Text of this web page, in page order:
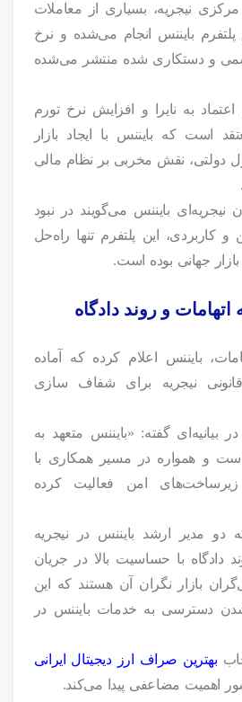
نیجریه، بسیاری از معاملات
پلتفرم بایننس انجام می‌شده و نرخ
و دستکاری‌ شده منتشر می‌شده
به نایرا و افزایش نرخ تورم
است که بایننس با ایجاد بازار
دولتی، نقش مخربی بر نظام مالی
نیجریه‌ای بایننس می‌گویند در نبود
کاربردی، این پلتفرم تنها راه‌حل
جهانی بوده است.
و روند دادگاه
بایننس اعلام کرده که آماده
نیجریه برای شفاف‌ سازی
گفته: «بایننس متعهد به
و همواره در مسیر همکاری با
زیرساخت‌های امن فعالیت کرده
مدیر ارشد بایننس در نیجریه
دادگاه با حساسیت بالا در جریان
بازار نگران آن هستند که این
دسترسی به خدمات بایننس در
بهترین صراف ارز دیجیتال ایرانی
اهمیت مضاعفی پیدا می‌کند.